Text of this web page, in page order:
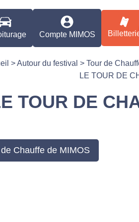
Compte MIMOS
>Autour du festival > Tour de
LE TOUR DE
TOUR DE
Chauffe de MIMOS